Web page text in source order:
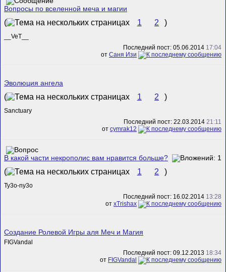
Вопросы по вселенной меча и магии
( 1 2 )
__VeT__
Последний пост: 05.06.2014 17:04
от Саня Изи
Эволюция ангела
( 1 2 )
Sanctuary
Последний пост: 22.03.2014 21:11
от cymrak12
В какой части некрополис вам нравится больше?
( 1 2 )
Ty3o-ny3o
Последний пост: 16.02.2014 13:28
от xTrishax
Создание Ролевой Игры аля Меч и Магия
FIGVandal
Последний пост: 09.12.2013 18:34
от FIGVandal